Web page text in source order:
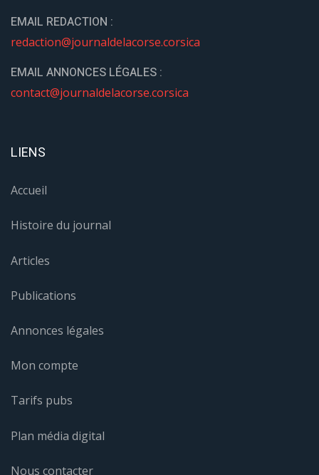
EMAIL REDACTION :
redaction@journaldelacorse.corsica
EMAIL ANNONCES LÉGALES :
contact@journaldelacorse.corsica
LIENS
Accueil
Histoire du journal
Articles
Publications
Annonces légales
Mon compte
Tarifs pubs
Plan média digital
Nous contacter